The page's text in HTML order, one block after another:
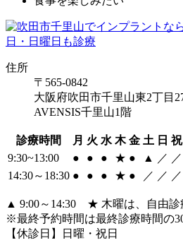
住所
〒565-0842
大阪府吹田市千里山東2丁目
AVENSIS千里山1階
診療時間 月 火 水 木 金 土 日 祝
9:30~13:00
● ● ● ★ ● ▲ ／ ／
14:30～18:30 ● ● ● ★ ● ／ ／ ／
▲ 9:00～14:30 ★ 木曜は、自由診
※最終予約時間は最終診療時間の
【休診日】日曜・祝日